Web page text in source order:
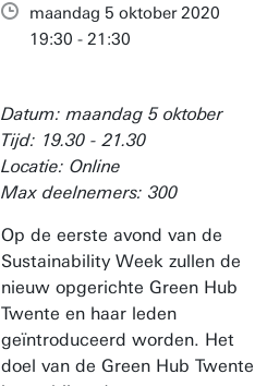
maandag 5 oktober 2020
19:30 - 21:30
Datum: maandag 5 oktober
Tijd: 19.30 - 21.30
Locatie: Online
Max deelnemers: 300
Op de eerste avond van de
Sustainability Week zullen de
nieuw opgerichte Green Hub
Twente en haar leden
geïntroduceerd worden. Het
doel van de Green Hub Twente